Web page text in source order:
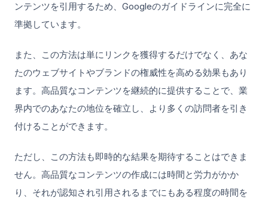
ンテンツを引用するため、Googleのガイドラインに完全に
準拠しています。
また、この方法は単にリンクを獲得するだけでなく、あな
たのウェブサイトやブランドの権威性を高める効果もあり
ます。高品質なコンテンツを継続的に提供することで、業
界内でのあなたの地位を確立し、より多くの訪問者を引き
付けることができます。
ただし、この方法も即時的な結果を期待することはできま
せん。高品質なコンテンツの作成には時間と労力がかか
り、それが認知され引用されるまでにもある程度の時間を